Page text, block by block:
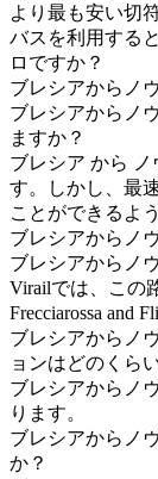
より最も安い切
バスを利用する
ロですか？
ブレシアからノ
ブレシアからノ
ますか？
ブレシア から ノ
す。しかし、最
ことができるよ
ブレシアからノ
ブレシアからノ
Virailでは、この
Frecciarossa and
ブレシアからノ
ョンはどのくら
ブレシアからノ
ります。
ブレシアからノ
か？